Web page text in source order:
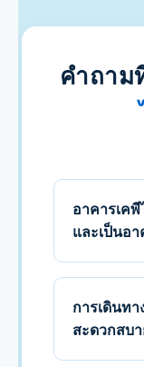
คำถาม
อาคารเคพี
และเป็นอ
การเดินทา
สะดวกสบา